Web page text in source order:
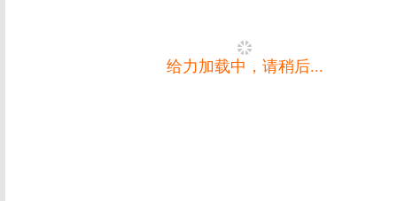
给力加载中，请稍后...